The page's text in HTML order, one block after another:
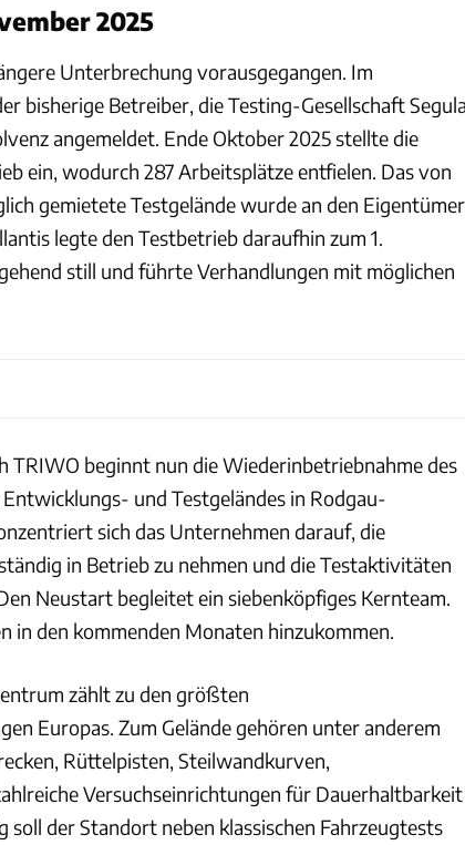
2025
Unterbrechung vorausgegangen. Im
bisherige Betreiber, die Testing-Gesellschaft
angemeldet. Ende Oktober 2025 stellte die
ein, wodurch 287 Arbeitsplätze entfielen. Das von
gemietete Testgelände wurde an den Eigentümer
legte den Testbetrieb daraufhin zum 1.
still und führte Verhandlungen mit möglichen
TRIWO beginnt nun die Wiederinbetriebnahme des
und Testgeländes in Rodgau-
sich das Unternehmen darauf, die
in Betrieb zu nehmen und die Testaktivitäten
Neustart begleitet ein siebenköpfiges Kernteam.
in den kommenden Monaten hinzukommen.
zählt zu den größten
Europas. Zum Gelände gehören unter anderem
Rüttelpisten, Steilwandkurven,
Versuchseinrichtungen für Dauerhaltbarkeit
soll der Standort neben klassischen Fahrzeugtests